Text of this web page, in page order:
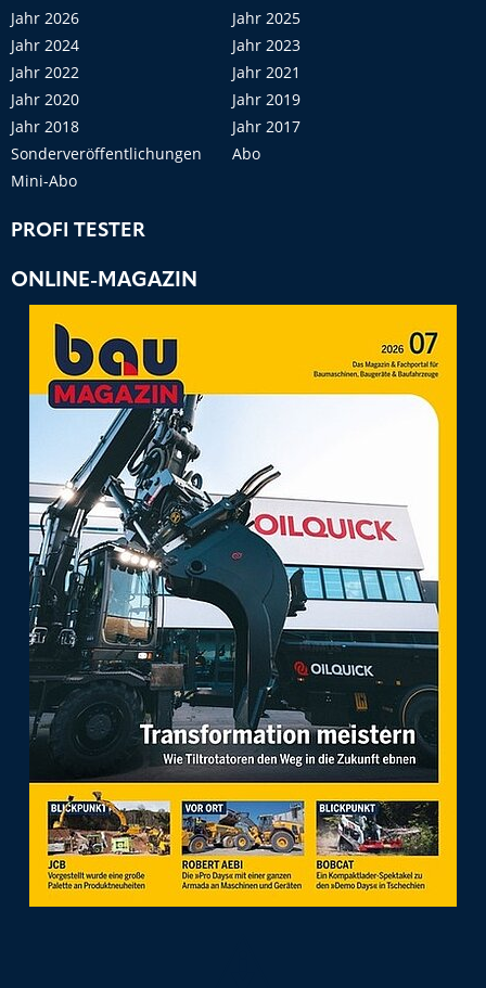
Jahr 2026
Jahr 2025
Jahr 2024
Jahr 2023
Jahr 2022
Jahr 2021
Jahr 2020
Jahr 2019
Jahr 2018
Jahr 2017
Sonderveröffentlichungen
Abo
Mini-Abo
PROFI TESTER
ONLINE-MAGAZIN